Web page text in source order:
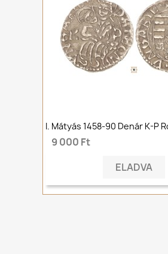
I. Mátyás 1458-90 Denár K-P
9 000 Ft
ELADVA